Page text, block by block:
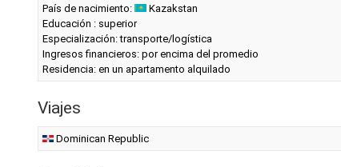
País de nacimiento:
Kazakstan
Educación : superior
Especialización: transporte/logística
Ingresos financieros: por encima del promedio
Residencia: en un apartamento alquilado
Viajes
Dominican Republic